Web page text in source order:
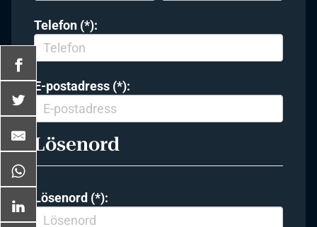
Telefon (*):
E-postadress (*):
Lösenord
Lösenord (*):